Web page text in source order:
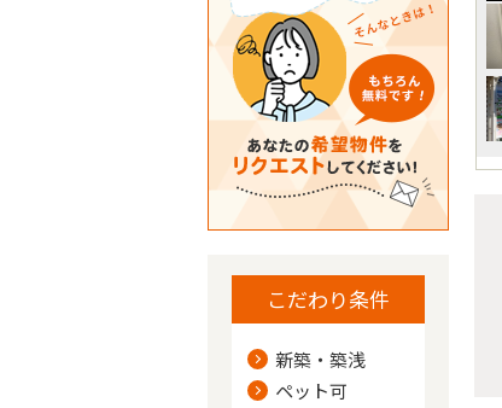
こだわり条件
新築・築浅
ペット可